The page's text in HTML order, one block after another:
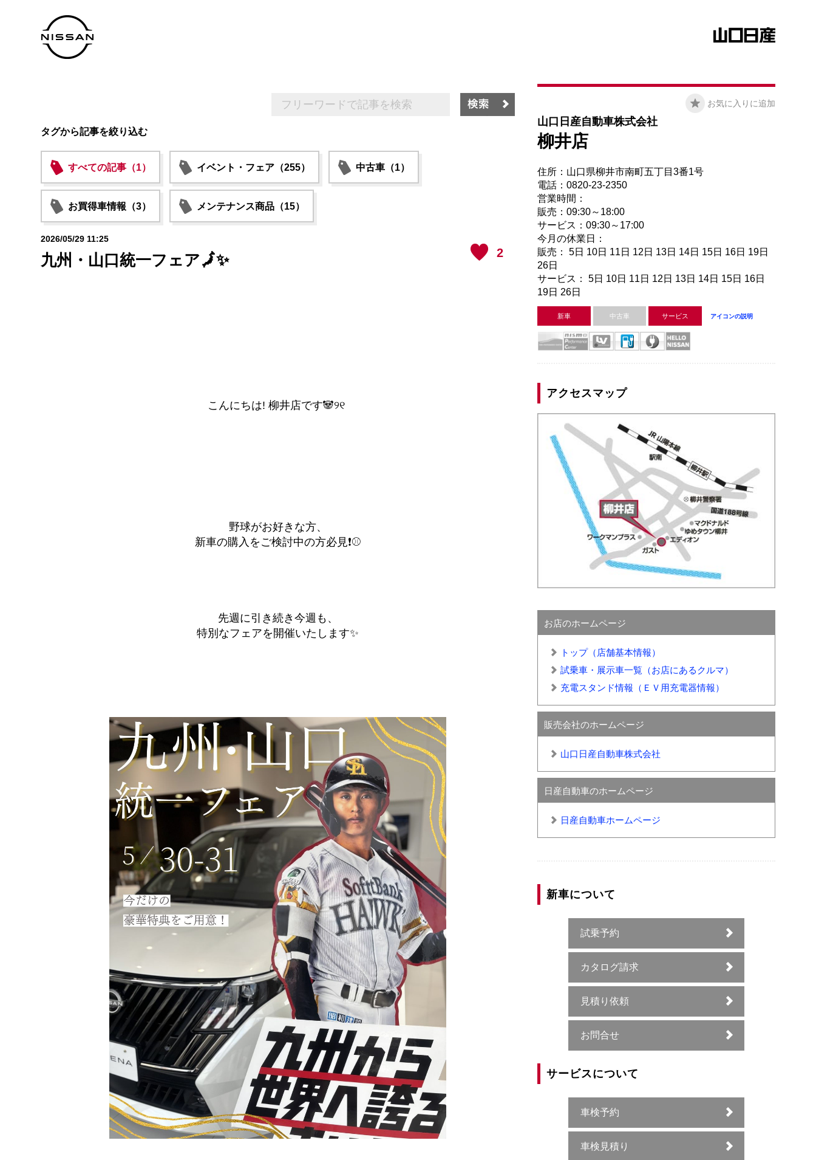
タグから記事を絞り込む
すべての記事（1） イベント・フェア（255） 中古車（1）
お買得車情報（3） メンテナンス商品（15）
2
2026/05/29 11:25
九州・山口統一フェア🗾✨
こんにちは! 柳井店です🐼୨୧
野球がお好きな方、
新車の購入をご検討中の方必見❗⚾
先週に引き続き今週も、
特別なフェアを開催いたします✨
お気に入りに追加
山口日産自動車株式会社
柳井店
住所：山口県柳井市南町五丁目3番1号
電話：0820-23-2350
営業時間：
販売：09:30～18:00
サービス：09:30～17:00
今月の休業日：
販売： 5日 10日 11日 12日 13日 14日 15日 16日 19日
26日
サービス： 5日 10日 11日 12日 13日 14日 15日 16日
19日 26日
新車 中古車 サービス アイコンの説明
アクセスマップ
お店のホームページ
トップ（店舗基本情報）
試乗車・展示車一覧（お店にあるクルマ）
充電スタンド情報（ＥＶ用充電器情報）
販売会社のホームページ
山口日産自動車株式会社
日産自動車のホームページ
日産自動車ホームページ
新車について
試乗予約
カタログ請求
見積り依頼
お問合せ
サービスについて
車検予約
車検見積り